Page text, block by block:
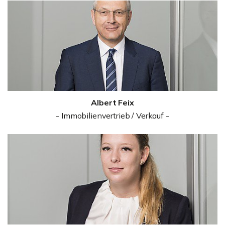
Albert Feix
- Immobilienvertrieb / Verkauf -